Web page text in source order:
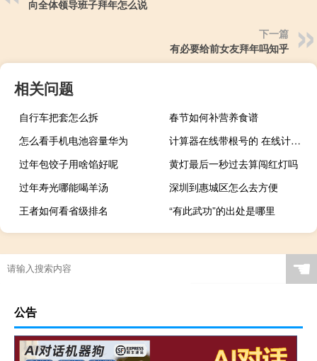
向全体领导班子拜年怎么说
下一篇
有必要给前女友拜年吗知乎
相关问题
自行车把套怎么拆
春节如何补营养食谱
怎么看手机电池容量华为
计算器在线带根号的 在线计算器使用带根号
过年包饺子用啥馅好呢
黄灯最后一秒过去算闯红灯吗
过年寿光哪能喝羊汤
深圳到惠城区怎么去方便
王者如何看省级排名
“有此武功”的出处是哪里
☚
公告